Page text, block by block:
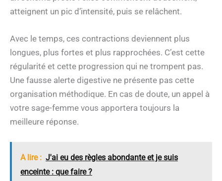
atteignent un pic d’intensité, puis se relâchent.
Avec le temps, ces contractions deviennent plus
longues, plus fortes et plus rapprochées. C’est cette
régularité et cette progression qui ne trompent pas.
Une fausse alerte digestive ne présente pas cette
organisation méthodique. En cas de doute, un appel à
votre sage-femme vous apportera toujours la
meilleure réponse.
A lire : J'ai eu des règles abondante et je suis
enceinte : que faire ?